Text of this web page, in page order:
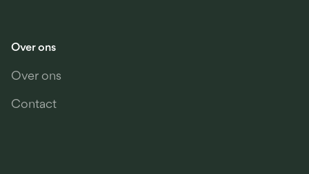
Over ons
Over ons
Contact